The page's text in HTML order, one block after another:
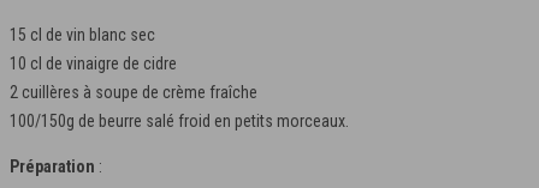
15 cl de vin blanc sec
10 cl de vinaigre de cidre
2 cuillères à soupe de crème fraîche
100/150g de beurre salé froid en petits morceaux.
Préparation :